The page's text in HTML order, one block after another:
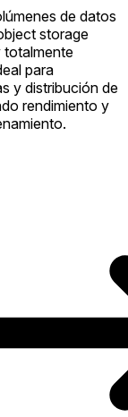
de datos
storage
totalmente
para
y distribución de
rendimiento y